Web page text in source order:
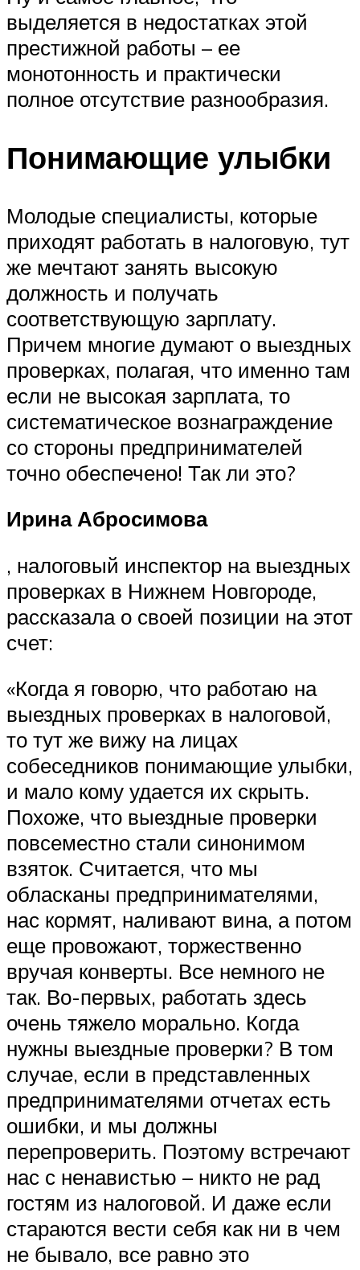
выделяется в недостатках этой
престижной работы – ее
монотонность и практически
полное отсутствие разнообразия.
Понимающие улыбки
Молодые специалисты, которые
приходят работать в налоговую, тут
же мечтают занять высокую
должность и получать
соответствующую зарплату.
Причем многие думают о выездных
проверках, полагая, что именно там
если не высокая зарплата, то
систематическое вознаграждение
со стороны предпринимателей
точно обеспечено! Так ли это?
Ирина Абросимова
, налоговый инспектор на выездных
проверках в Нижнем Новгороде,
рассказала о своей позиции на этот
счет:
«Когда я говорю, что работаю на
выездных проверках в налоговой,
то тут же вижу на лицах
собеседников понимающие улыбки,
и мало кому удается их скрыть.
Похоже, что выездные проверки
повсеместно стали синонимом
взяток. Считается, что мы
обласканы предпринимателями,
нас кормят, наливают вина, а потом
еще провожают, торжественно
вручая конверты. Все немного не
так. Во-первых, работать здесь
очень тяжело морально. Когда
нужны выездные проверки? В том
случае, если в представленных
предпринимателями отчетах есть
ошибки, и мы должны
перепроверить. Поэтому встречают
нас с ненавистью – никто не рад
гостям из налоговой. И даже если
стараются вести себя как ни в чем
не бывало, все равно это